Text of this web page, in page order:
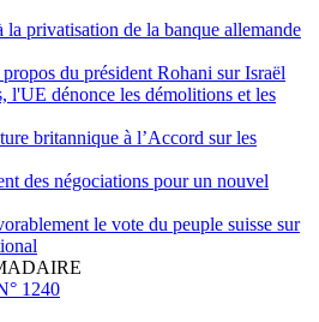
la privatisation de la banque allemande
du président Rohani sur Israël
l'UE dénonce les démolitions et les
britannique à l’Accord sur les
des négociations pour un nouvel
le vote du peuple suisse sur
1240